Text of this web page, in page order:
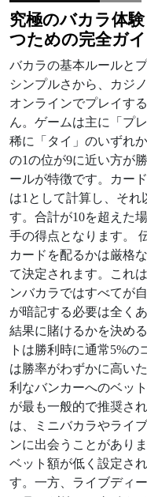
究極のバカラ体
つための完全ガ
バカラの基本ルールと
シンプルさから、カジ
オンラインでプレイす
ん。ゲームは主に「プ
稀に「タイ」のいずれ
の1の位が9に近い方が
ールが特徴です。カー
は1として計算し、そ
す。合計が10を超えた
手の得点となります。
カードを配るかは厳格
て決定されます。これ
ンバカラではすべてが
が暗記する必要は全く
結果に賭けるかを決め
トは勝利時に通常5%
は勝率がわずかに高い
利なバンカーへのベッ
が最も一般的で推奨さ
は、ミニバカラやライ
ンに出会うことがあり
ベット額が低く設定さ
す。一方、ライブディ